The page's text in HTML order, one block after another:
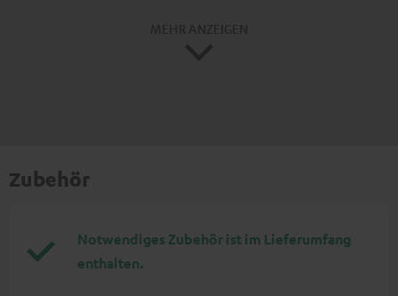
Zubehör
Notwendiges Zubehör ist im Lieferumfang
enthalten.